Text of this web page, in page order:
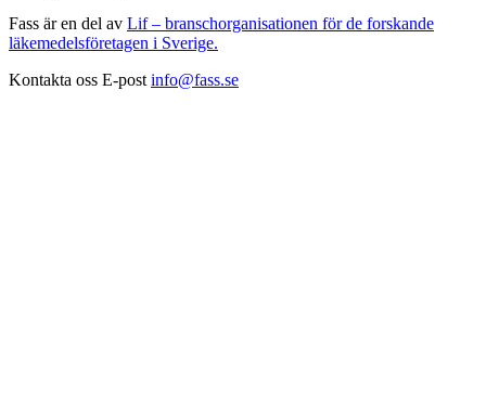
Fass är en del av Lif – branschorganisationen för de forskande
läkemedelsföretagen i Sverige.
Kontakta oss E-post info@fass.se